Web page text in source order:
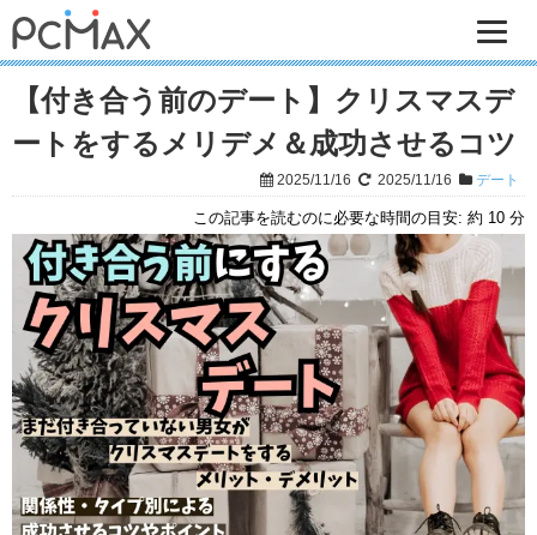
【付き合う前のデート】クリスマスデ
ートをするメリデメ＆成功させるコツ
2025/11/16 2025/11/16 デート
この記事を読むのに必要な時間の目安: 約 10 分